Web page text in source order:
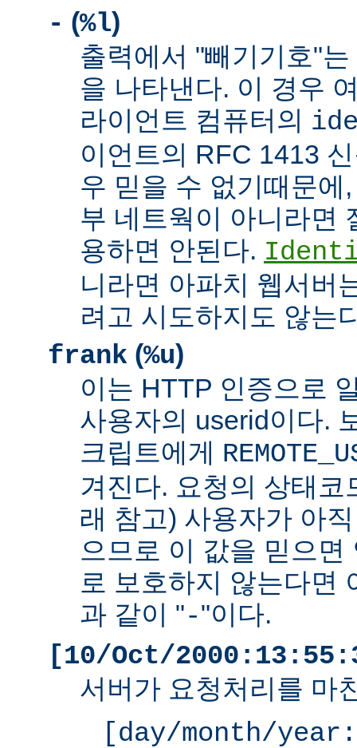
- (%l)
출력에서 "빼기기호"
을 나타낸다. 이 경우
라이언트 컴퓨터의
이언트의 RFC 1413
우 믿을 수 없기때문에
부 네트웍이 아니라면
용하면 안된다.
니라면 아파치 웹서버
려고 시도하지도 않는
frank (%u)
이는 HTTP 인증으로
사용자의 userid이다.
크립트에게
겨진다. 요청의 상태코
래 참고) 사용자가 아
으므로 이 값을 믿으면
로 보호하지 않는다면
과 같이 "-"이다.
[10/Oct/
서버가 요청처리를 마
[day/month/